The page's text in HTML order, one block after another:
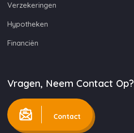
Verzekeringen
Hypotheken
Financiën
Vragen, Neem Contact Op?
Contact